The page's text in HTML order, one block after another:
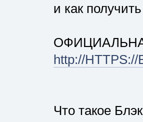
и как
http://HTTPS://
Что такое